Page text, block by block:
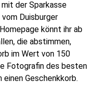
mit der Sparkasse
Duisburger
könnt ihr ab
die abstimmen,
im Wert von 150
Fotografin des besten
Geschenkkorb.